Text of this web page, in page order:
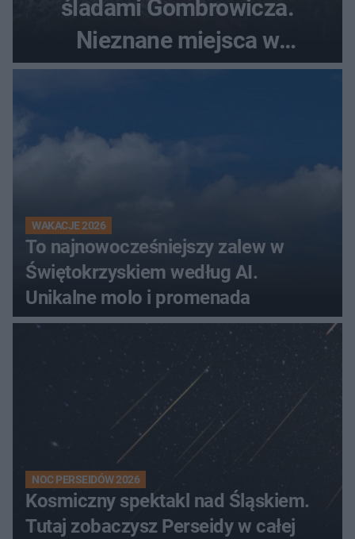
śladami Gombrowicza.
Nieznane miejsca w
Świętokrzyskiem
WAKACJE 2026
To najnowocześniejszy zalew w
Świętokrzyskiem według AI.
Unikalne molo i promenada
NOC PERSEIDÓW 2026
Kosmiczny spektakl nad Śląskiem.
Tutaj zobaczysz Perseidy w całej